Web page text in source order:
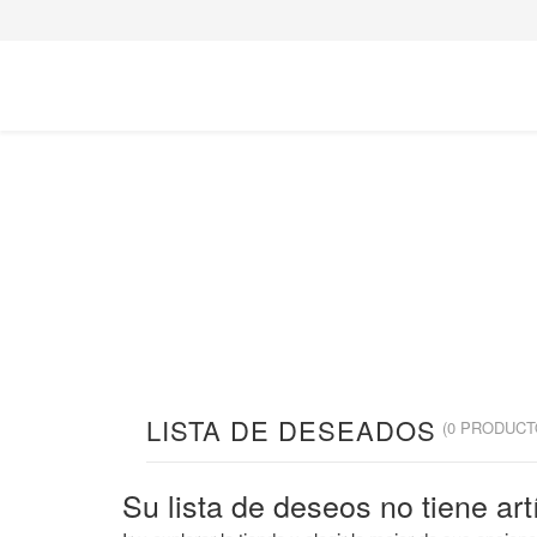
LISTA DE DESEADOS (0
Su lista de deseos no tiene